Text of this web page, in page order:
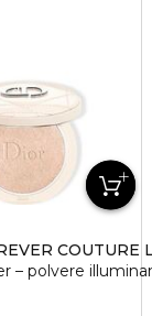
rechargeable
COUTURE
– polvere